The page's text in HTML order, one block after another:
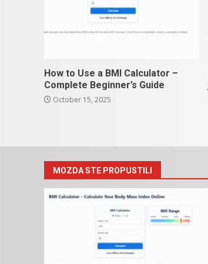
How to Use a BMI Calculator –
Complete Beginner’s Guide
October 15, 2025
MOZDA STE PROPUSTILI